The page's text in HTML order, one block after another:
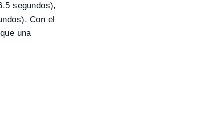
segundos),
Con el
una